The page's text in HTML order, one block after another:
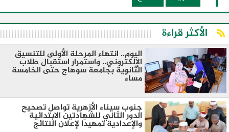
الأكثر قراءة
اليوم.. انتهاء المرحلة الأولى للتنسيق
الإلكتروني.. واستمرار استقبال طلاب
الثانوية بجامعة سوهاج حتى الخامسة
مساءً
جنوب سيناء الأزهرية تواصل تصحيح
الدور الثاني للشهادتين الابتدائية
والإعدادية تمهيدًا لإعلان النتائج